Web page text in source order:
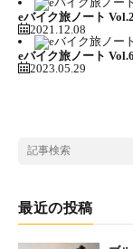
に上ってみたい
湖畔の道は交
となく走るこ
eバイク旅ノート
2021.12.08
eバイク旅ノート
2023.05.29
最近の投稿